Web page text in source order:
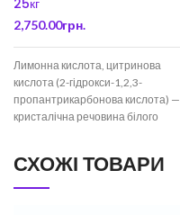
2,750.00грн.
Лимонна кислота, цитринова
кислота (2-гідрокси-1,2,3-
пропантрикарбонова кислота) —
кристалічна речовина білого
діетиловому ефірі.
СХОЖІ ТОВАРИ